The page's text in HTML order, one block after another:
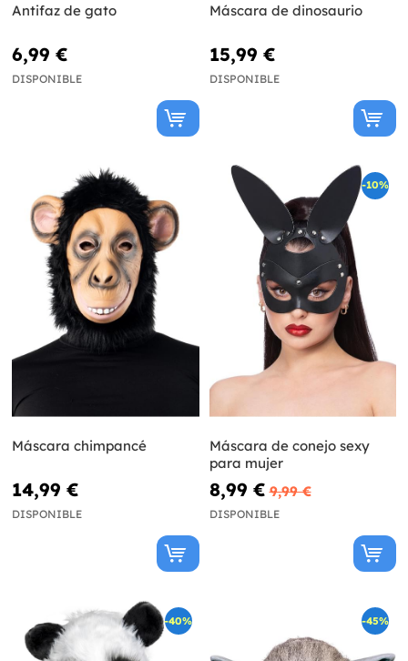
Antifaz de gato
6,99 €
DISPONIBLE
Máscara de dinosaurio
15,99 €
DISPONIBLE
Máscara chimpancé
14,99 €
DISPONIBLE
-10%
Máscara de conejo sexy
para mujer
8,99 € 9,99 €
DISPONIBLE
-40% -45%